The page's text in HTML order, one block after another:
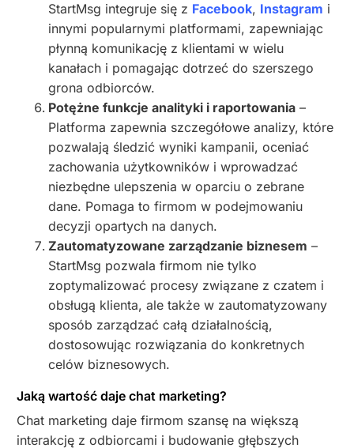
StartMsg integruje się z Facebook, Instagram i
innymi popularnymi platformami, zapewniając
płynną komunikację z klientami w wielu
kanałach i pomagając dotrzeć do szerszego
grona odbiorców.
Potężne funkcje analityki i raportowania –
Platforma zapewnia szczegółowe analizy, które
pozwalają śledzić wyniki kampanii, oceniać
zachowania użytkowników i wprowadzać
niezbędne ulepszenia w oparciu o zebrane
dane. Pomaga to firmom w podejmowaniu
decyzji opartych na danych.
Zautomatyzowane zarządzanie biznesem –
StartMsg pozwala firmom nie tylko
zoptymalizować procesy związane z czatem i
obsługą klienta, ale także w zautomatyzowany
sposób zarządzać całą działalnością,
dostosowując rozwiązania do konkretnych
celów biznesowych.
Jaką wartość daje chat marketing?
Chat marketing daje firmom szansę na większą
interakcję z odbiorcami i budowanie głębszych